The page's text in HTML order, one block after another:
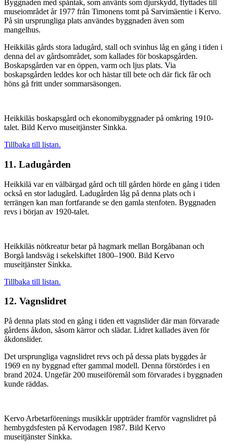
Byggnaden med spåntak, som använts som djurskydd, flyttades till
museiområdet år 1977 från Timonens tomt på Sarvimäentie i Kervo.
På sin ursprungliga plats användes byggnaden även som
mangelhus.
Heikkiläs gårds stora ladugård, stall och svinhus låg en gång i tiden i
denna del av gårdsområdet, som kallades för boskapsgården.
Boskapsgården var en öppen, varm och ljus plats. Via
boskapsgården leddes kor och hästar till bete och där fick får och
höns gå fritt under sommarsäsongen.
Heikkiläs boskapsgård och ekonomibyggnader på omkring 1910-
talet. Bild Kervo museitjänster Sinkka.
Tillbaka till listan.
11. Ladugården
Heikkilä var en välbärgad gård och till gården hörde en gång i tiden
också en stor ladugård. Ladugården låg på denna plats och i
terrängen kan man fortfarande se den gamla stenfoten. Byggnaden
revs i början av 1920-talet.
Heikkiläs nötkreatur betar på hagmark mellan Borgåbanan och
Borgå landsväg i sekelskiftet 1800–1900. Bild Kervo
museitjänster Sinkka.
Tillbaka till listan.
12. Vagnslidret
På denna plats stod en gång i tiden ett vagnslider där man förvarade
gårdens åkdon, såsom kärror och slädar. Lidret kallades även för
åkdonslider.
Det ursprungliga vagnslidret revs och på dessa plats byggdes år
1969 en ny byggnad efter gammal modell. Denna förstördes i en
brand 2024. Ungefär 200 museiföremål som förvarades i byggnaden
kunde räddas.
Kervo Arbetarförenings musikkår uppträder framför vagnslidret på
hembygdsfesten på Kervodagen 1987. Bild Kervo
museitjänster Sinkka.